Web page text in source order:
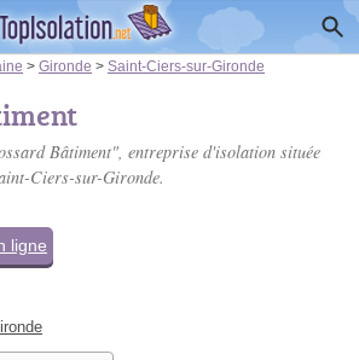
> Gironde > Saint-Ciers-sur-Gironde
Bâtiment", entreprise d'isolation située
Ciers-sur-Gironde.
ligne